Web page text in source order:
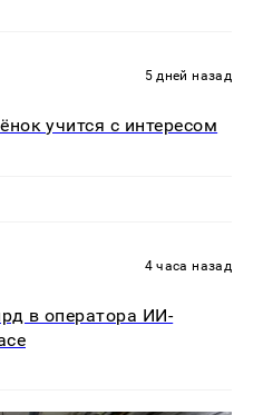
5 дней назад
учится с интересом
4 часа назад
в оператора ИИ-